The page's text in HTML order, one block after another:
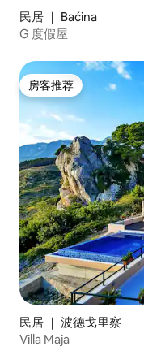
民居 ｜ Baćina
G 度假屋
房客推荐
房客推荐
民居 ｜ 波德戈里察
Villa Maja